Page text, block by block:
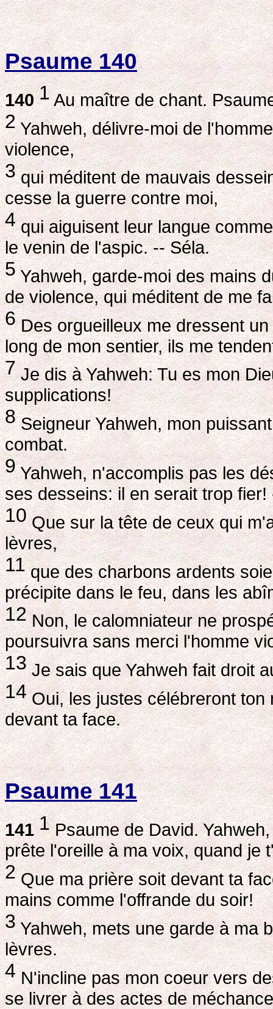
Psaume 140
140 1Au maître de chant.
2Yahweh, délivre-moi de
violence,
3qui méditent de mauvais
cesse la guerre contre moi,
4qui aiguisent leur langue
le venin de l'aspic. -- Séla.
5Yahweh, garde-moi des mains
de violence, qui méditent de me
6Des orgueilleux me dressent
long de mon sentier, ils me
7Je dis à Yahweh: Tu es mon
supplications!
8Seigneur Yahweh, mon
combat.
9Yahweh, n'accomplis pas les
ses desseins: il en serait trop fier!
10Que sur la tête de ceux qui
lèvres,
11que des charbons ardents
précipite dans le feu, dans les
12Non, le calomniateur ne
poursuivra sans merci l'homme
13Je sais que Yahweh fait droit
14Oui, les justes célébreront ton
devant ta face.
Psaume 141
141 1Psaume de David.
prête l'oreille à ma voix, quand je
2Que ma prière soit devant ta
mains comme l'offrande du soir!
3Yahweh, mets une garde à ma
lèvres.
4N'incline pas mon coeur vers
se livrer à des actes de